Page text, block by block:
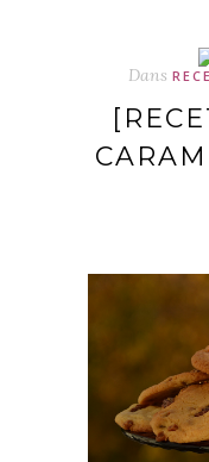
Dans